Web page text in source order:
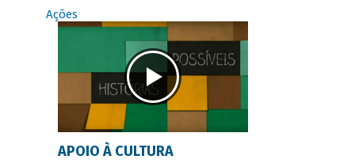
Ações
APOIO À CULTURA